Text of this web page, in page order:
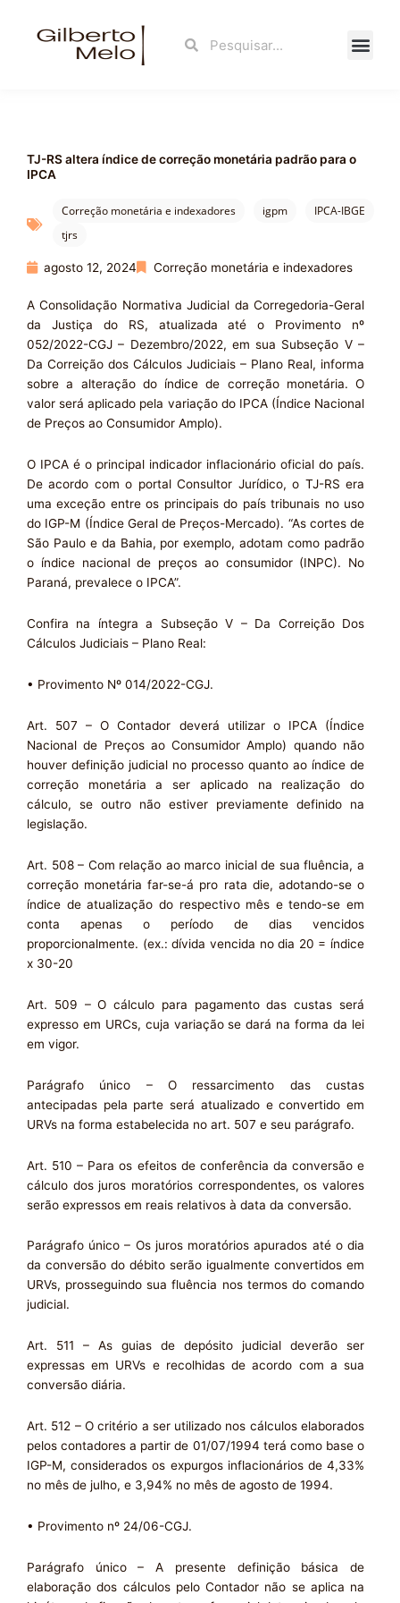
Search
TJ-RS altera índice de correção monetária padrão para o
IPCA
Correção monetária e indexadores igpm
IPCA-IBGE
tjrs
agosto 12, 2024 Correção monetária e indexadores
A Consolidação Normativa Judicial da Corregedoria-Geral
da Justiça do RS, atualizada até o Provimento nº
052/2022-CGJ – Dezembro/2022, em sua Subseção V –
Da Correição dos Cálculos Judiciais – Plano Real, informa
sobre a alteração do índice de correção monetária. O
valor será aplicado pela variação do IPCA (Índice Nacional
de Preços ao Consumidor Amplo).
O IPCA é o principal indicador inflacionário oficial do país.
De acordo com o portal Consultor Jurídico, o TJ-RS era
uma exceção entre os principais do país tribunais no uso
do IGP-M (Índice Geral de Preços-Mercado). “As cortes de
São Paulo e da Bahia, por exemplo, adotam como padrão
o índice nacional de preços ao consumidor (INPC). No
Paraná, prevalece o IPCA”.
Confira na íntegra a Subseção V – Da Correição Dos
Cálculos Judiciais – Plano Real:
• Provimento Nº 014/2022-CGJ.
Art. 507 – O Contador deverá utilizar o IPCA (Índice
Nacional de Preços ao Consumidor Amplo) quando não
houver definição judicial no processo quanto ao índice de
correção monetária a ser aplicado na realização do
cálculo, se outro não estiver previamente definido na
legislação.
Art. 508 – Com relação ao marco inicial de sua fluência, a
correção monetária far-se-á pro rata die, adotando-se o
índice de atualização do respectivo mês e tendo-se em
conta apenas o período de dias vencidos
proporcionalmente. (ex.: dívida vencida no dia 20 = índice
x 30-20
Art. 509 – O cálculo para pagamento das custas será
expresso em URCs, cuja variação se dará na forma da lei
em vigor.
Parágrafo único – O ressarcimento das custas
antecipadas pela parte será atualizado e convertido em
URVs na forma estabelecida no art. 507 e seu parágrafo.
Art. 510 – Para os efeitos de conferência da conversão e
cálculo dos juros moratórios correspondentes, os valores
serão expressos em reais relativos à data da conversão.
Parágrafo único – Os juros moratórios apurados até o dia
da conversão do débito serão igualmente convertidos em
URVs, prosseguindo sua fluência nos termos do comando
judicial.
Art. 511 – As guias de depósito judicial deverão ser
expressas em URVs e recolhidas de acordo com a sua
conversão diária.
Art. 512 – O critério a ser utilizado nos cálculos elaborados
pelos contadores a partir de 01/07/1994 terá como base o
IGP-M, considerados os expurgos inflacionários de 4,33%
no mês de julho, e 3,94% no mês de agosto de 1994.
• Provimento nº 24/06-CGJ.
Parágrafo único – A presente definição básica de
elaboração dos cálculos pelo Contador não se aplica na